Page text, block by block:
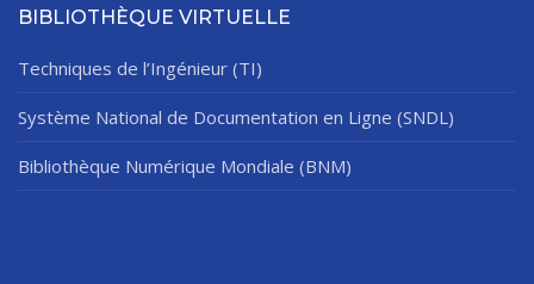
BIBLIOTHÈQUE VIRTUELLE
Techniques de l’Ingénieur (TI)
Système National de Documentation en Ligne (SNDL)
Bibliothèque Numérique Mondiale (BNM)